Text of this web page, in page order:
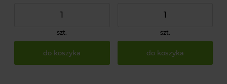
szt.
do koszyka
szt.
do koszyka